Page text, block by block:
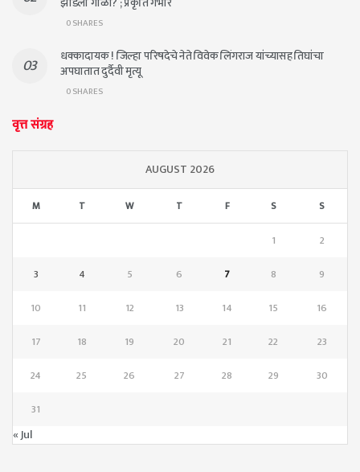
0 SHARES
धक्कादायक ! जिल्हा परिषदेचे नेते विवेक लिंगराज यांच्यासह तिघांचा
अपघातात दुर्दैवी मृत्यू
0 SHARES
वृत्त संग्रह
AUGUST 2026
M T W T F S S
1
2
3
4 5 6 7 8
9
10
11 12 13 14 15
16
17
18 19 20 21 22
23
24
25 26 27 28 29
30
31
« Jul